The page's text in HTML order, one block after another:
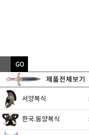
서양복식
한국.동양복식